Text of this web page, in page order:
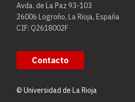
Avda. de La Paz 93-103
26006 Logroño, La Rioja, España
CIF: Q2618002F
Contacto
© Universidad de La Rioja